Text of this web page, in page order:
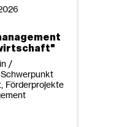
/
Förderprojekte